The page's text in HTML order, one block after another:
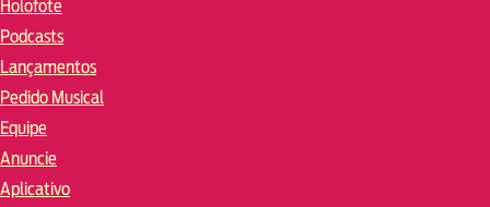
Holofote
Podcasts
Lançamentos
Pedido Musical
Equipe
Anuncie
Aplicativo